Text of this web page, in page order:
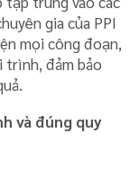
gia của PPI
mọi công đoạn,
trình, đảm bảo
và đúng quy